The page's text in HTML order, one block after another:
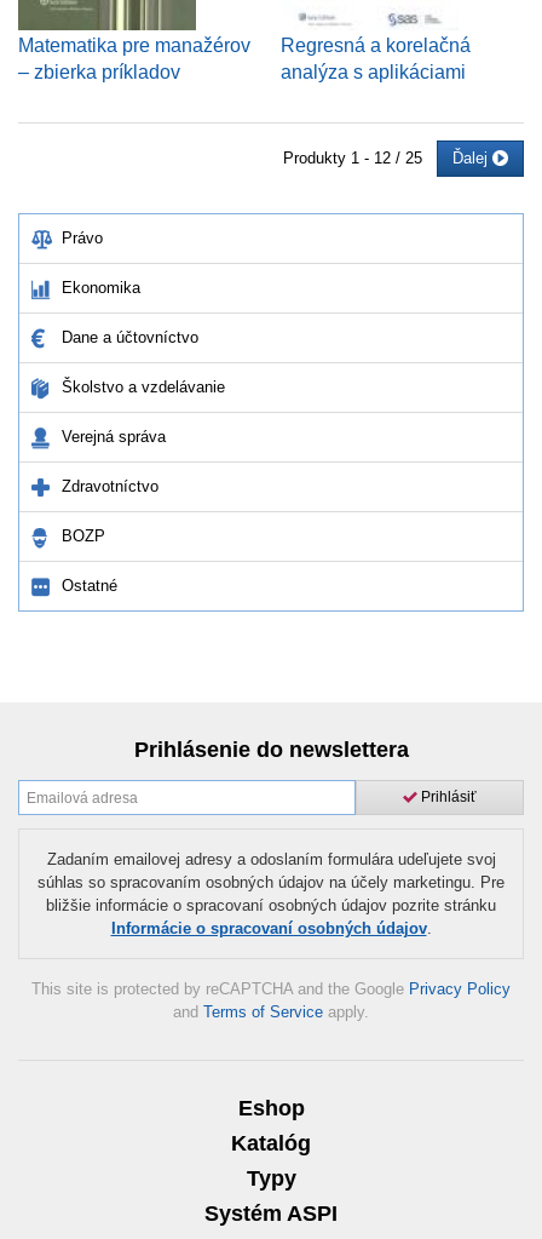
Matematika pre manažérov
– zbierka príkladov
Regresná a korelačná
analýza s aplikáciami
Produkty 1 - 12 / 25 Ďalej
Právo
Ekonomika
Dane a účtovníctvo
Školstvo a vzdelávanie
Verejná správa
Zdravotníctvo
BOZP
Ostatné
Prihlásenie do newslettera
Prihlásiť
Zadaním emailovej adresy a odoslaním formulára udeľujete svoj
súhlas so spracovaním osobných údajov na účely marketingu. Pre
bližšie informácie o spracovaní osobných údajov pozrite stránku
Informácie o spracovaní osobných údajov.
This site is protected by reCAPTCHA and the Google Privacy Policy
and Terms of Service apply.
Eshop
Katalóg
Typy
Systém ASPI